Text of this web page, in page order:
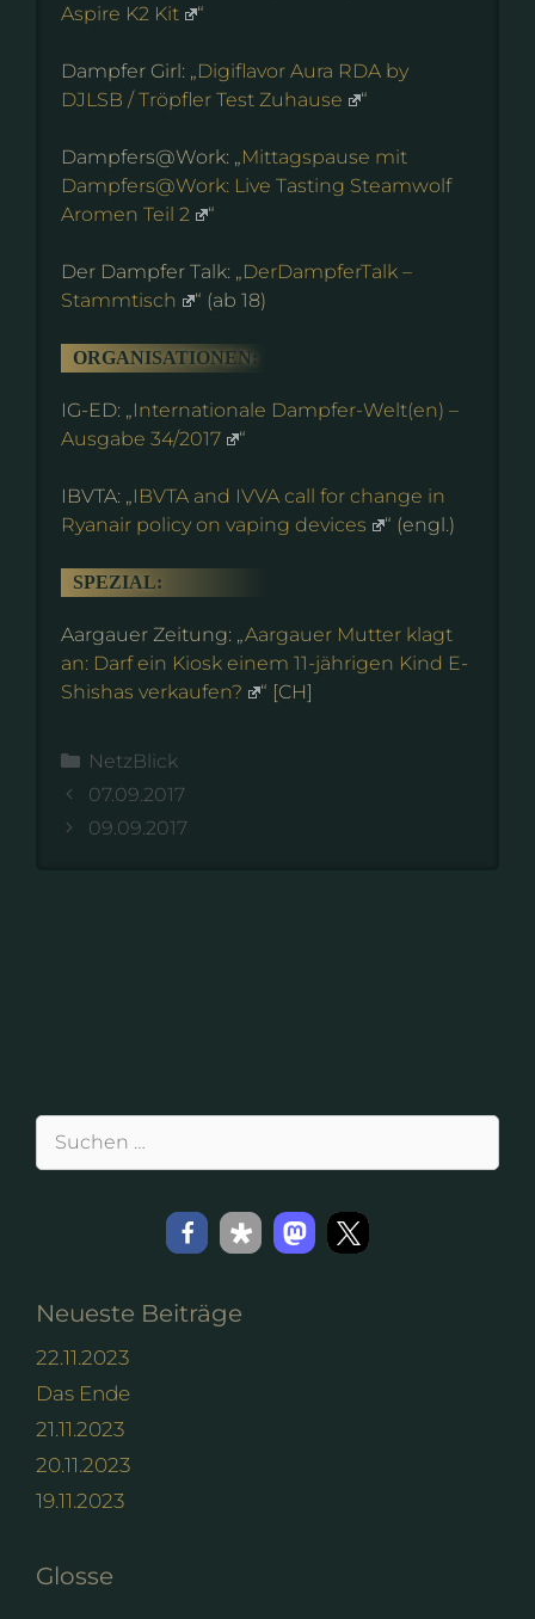
Aspire K2 Kit
“
Dampfer Girl: „ Digiflavor Aura RDA by
DJLSB / Tröpfler Test Zuhause
“
Dampfers@Work: „ Mittagspause mit
Dampfers@Work: Live Tasting Steamwolf
Aromen Teil 2
“
Der Dampfer Talk: „ DerDampferTalk –
Stammtisch
“ (ab 18)
ORGANISATIONEN:
IG-ED: „ Internationale Dampfer-Welt(en) –
Ausgabe 34/2017
“
IBVTA: „ IBVTA and IVVA call for change in
Ryanair policy on vaping devices
“ (engl.)
SPEZIAL:
Aargauer Zeitung: „ Aargauer Mutter klagt
an: Darf ein Kiosk einem 11-jährigen Kind E-
Shishas verkaufen?
“ [CH]
Kategorien
NetzBlick
07.09.2017
09.09.2017
Suchen
Neueste Beiträge
22.11.2023
Das Ende
21.11.2023
20.11.2023
19.11.2023
Glosse